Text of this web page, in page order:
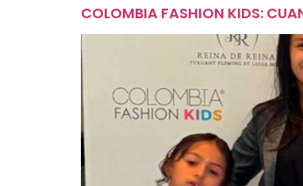
COLOMBIA FASHION KIDS: